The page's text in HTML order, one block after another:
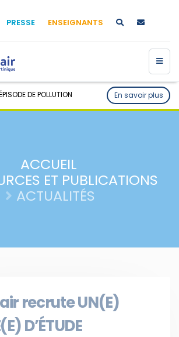
PRESSE ENSEIGNANTS
DE POLLUTION En savoir plus
ACCUEIL
ET PUBLICATIONS
ACTUALITÉS
recrute UN(E)
D’ÉTUDE